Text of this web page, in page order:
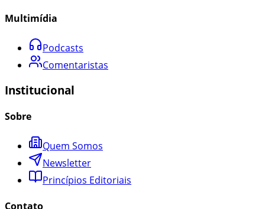
Multimídia
Podcasts
Comentaristas
Institucional
Sobre
Quem Somos
Newsletter
Princípios Editoriais
Contato